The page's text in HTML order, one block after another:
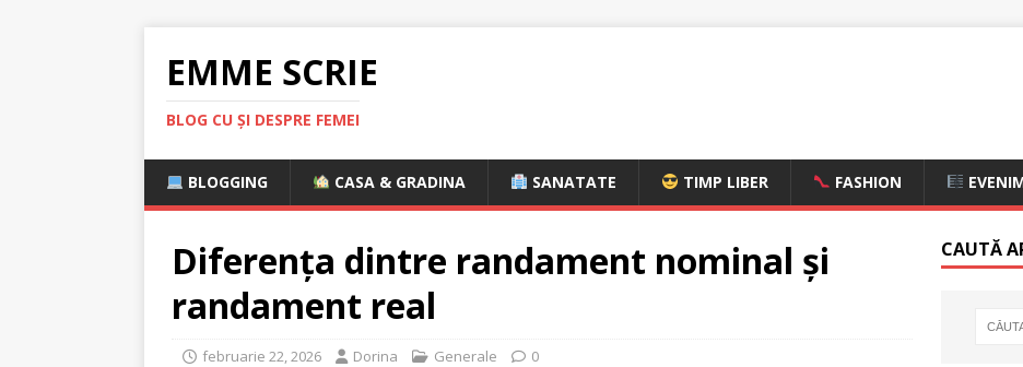
EMME SCRIE
BLOG CU ȘI DESPRE FEMEI
BLOGGING CASA & GRADINA SANATATE TIMP LIBER FASHION
Diferența dintre randament nominal și
randament real
februarie 22, 2026 Dorina Generale 0
CAUTĂ